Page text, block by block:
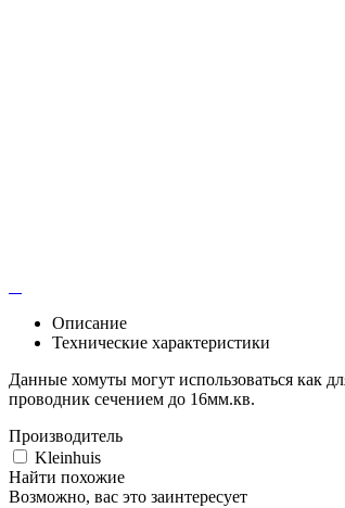
Описание
Технические характеристики
Данные хомуты могут использоваться как
проводник сечением до 16мм.кв.
Производитель
Kleinhuis
Найти похожие
Возможно, вас это заинтересует